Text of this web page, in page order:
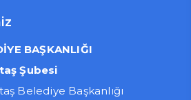
BAŞKANLIĞI
Şubesi
Belediye Başkanlığı